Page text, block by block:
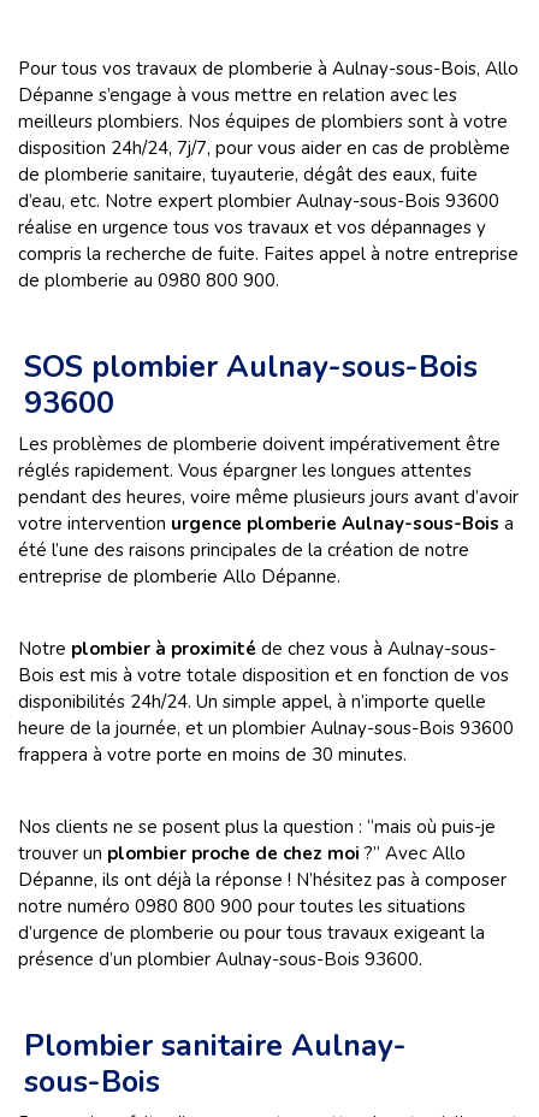
Pour tous vos travaux de plomberie à Aulnay-sous-Bois, Allo
Dépanne s’engage à vous mettre en relation avec les
meilleurs plombiers. Nos équipes de plombiers sont à votre
disposition 24h/24, 7j/7, pour vous aider en cas de problème
de plomberie sanitaire, tuyauterie, dégât des eaux, fuite
d’eau, etc. Notre expert plombier Aulnay-sous-Bois 93600
réalise en urgence tous vos travaux et vos dépannages y
compris la recherche de fuite. Faites appel à notre entreprise
de plomberie au 0980 800 900.
SOS plombier Aulnay-sous-Bois
93600
Les problèmes de plomberie doivent impérativement être
réglés rapidement. Vous épargner les longues attentes
pendant des heures, voire même plusieurs jours avant d’avoir
votre intervention urgence plomberie Aulnay-sous-Bois a
été l’une des raisons principales de la création de notre
entreprise de plomberie Allo Dépanne.
Notre plombier à proximité de chez vous à Aulnay-sous-
Bois est mis à votre totale disposition et en fonction de vos
disponibilités 24h/24. Un simple appel, à n’importe quelle
heure de la journée, et un plombier Aulnay-sous-Bois 93600
frappera à votre porte en moins de 30 minutes.
Nos clients ne se posent plus la question : “mais où puis-je
trouver un plombier proche de chez moi ?” Avec Allo
Dépanne, ils ont déjà la réponse ! N’hésitez pas à composer
notre numéro 0980 800 900 pour toutes les situations
d’urgence de plomberie ou pour tous travaux exigeant la
présence d’un plombier Aulnay-sous-Bois 93600.
Plombier sanitaire Aulnay-
sous-Bois